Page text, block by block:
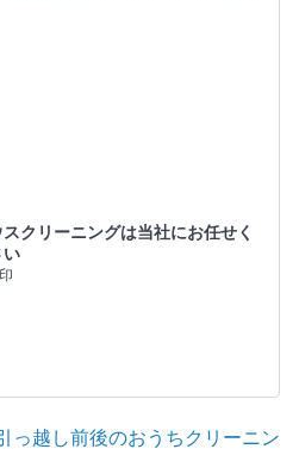
クリーニングは当社にお任せく
い
っ越し前後のおうちクリーニン